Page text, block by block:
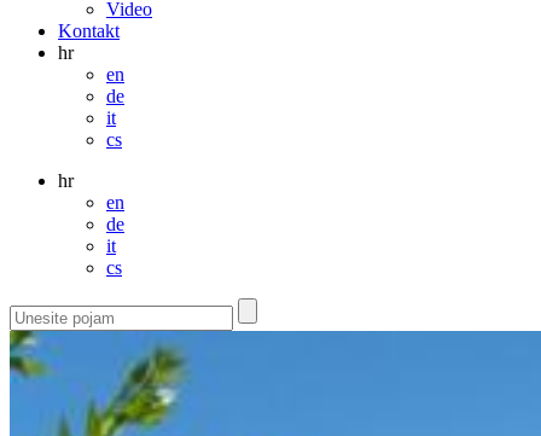
Video
Kontakt
hr
en
de
it
cs
hr
en
de
it
cs